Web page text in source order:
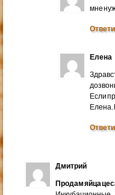
мне
Елена
Если
Елена.
Дмитрий
Продам яйца